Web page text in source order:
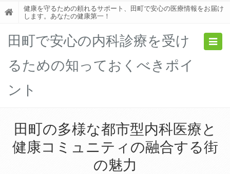
健康を守るための頼れるサポート、田町で安心の医療情報をお届け
します。あなたの健康第一！
田町で安心の内科診療を受け
るための知っておくべきポイ
ント
田町の多様な都市型内科医療と
健康コミュニティの融合する街
の魅力